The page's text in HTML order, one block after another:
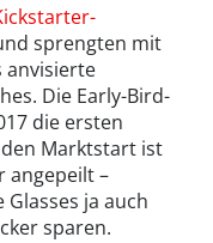
sprengten mit
anvisierte
Die Early-Bird-
die ersten
Marktstart ist
angepeilt –
ja auch
sparen.